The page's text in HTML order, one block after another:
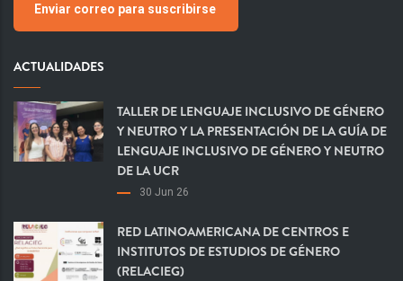
Enviar correo para suscribirse
ACTUALIDADES
TALLER DE LENGUAJE INCLUSIVO DE GÉNERO
Y NEUTRO Y LA PRESENTACIÓN DE LA GUÍA DE
LENGUAJE INCLUSIVO DE GÉNERO Y NEUTRO
DE LA UCR
30 Jun 26
RED LATINOAMERICANA DE CENTROS E
INSTITUTOS DE ESTUDIOS DE GÉNERO
(RELACIEG)